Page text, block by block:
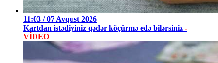
11:03 / 07 Avqust 2026
Kartdan istədiyiniz qədər köçürmə edə bilərsiniz -
VİDEO